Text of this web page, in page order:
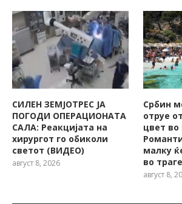
СИЛЕН ЗЕМЈОТРЕС ЈА
ПОГОДИ ОПЕРАЦИОНАТА
САЛА: Реакцијата на
хирургот го обиколи
светот (ВИДЕО)
август 8, 2026
Србин
отруе
цвет во
малку
во
август 8,